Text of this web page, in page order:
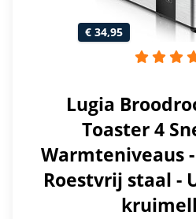
€ 34,95
Lugia
Toaster 4
Warmteniveaus
Roestvrij staal -